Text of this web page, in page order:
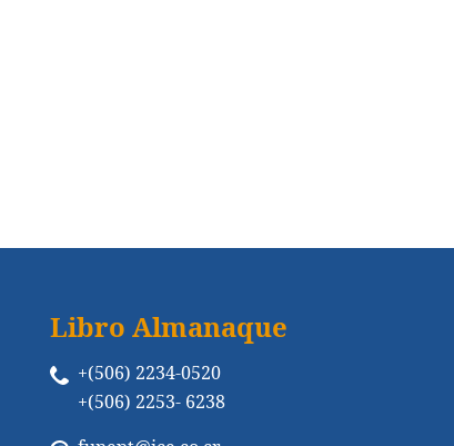
Libro Almanaque
+(506) 2234-0520
+(506) 2253- 6238